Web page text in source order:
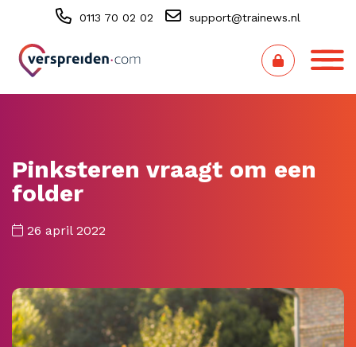
0113 70 02 02 support@trainews.nl
Pinksteren vraagt om een
folder
26 april 2022